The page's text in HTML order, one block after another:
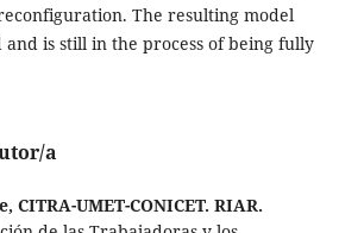
The resulting model
and is still in the process of being fully
a
CITRA-UMET-CONICET. RIAR.